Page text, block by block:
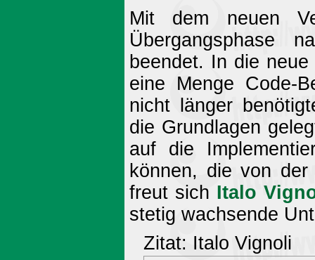
Mit dem neuen
Übergangsphase
beendet. In die
eine Menge Code-
nicht länger
die Grundlagen
auf die
können, die von
freut sich Italo
stetig wachsende
Zitat: Italo Vignoli